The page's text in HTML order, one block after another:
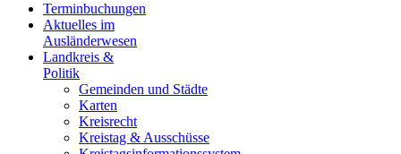
Terminbuchungen
Aktuelles im
Ausländerwesen
Landkreis &
Politik
Gemeinden und Städte
Karten
Kreisrecht
Kreistag & Ausschüsse